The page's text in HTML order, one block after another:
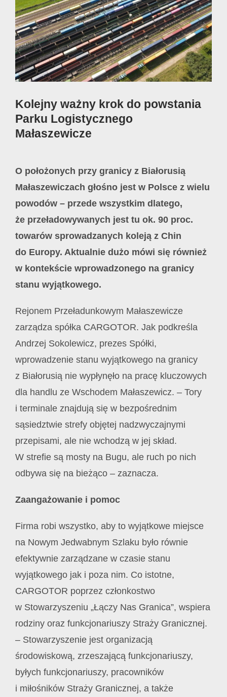
Image
Kolejny ważny krok do powstania
Parku Logistycznego
Małaszewicze
O położonych przy granicy z Białorusią
Małaszewiczach głośno jest w Polsce z wielu
powodów – przede wszystkim dlatego,
że przeładowywanych jest tu ok. 90 proc.
towarów sprowadzanych koleją z Chin
do Europy. Aktualnie dużo mówi się również
w kontekście wprowadzonego na granicy
stanu wyjątkowego.
Rejonem Przeładunkowym Małaszewicze
zarządza spółka CARGOTOR. Jak podkreśla
Andrzej Sokolewicz, prezes Spółki,
wprowadzenie stanu wyjątkowego na granicy
z Białorusią nie wypłynęło na pracę kluczowych
dla handlu ze Wschodem Małaszewicz. – Tory
i terminale znajdują się w bezpośrednim
sąsiedztwie strefy objętej nadzwyczajnymi
przepisami, ale nie wchodzą w jej skład.
W strefie są mosty na Bugu, ale ruch po nich
odbywa się na bieżąco – zaznacza.
Zaangażowanie i pomoc
Firma robi wszystko, aby to wyjątkowe miejsce
na Nowym Jedwabnym Szlaku było równie
efektywnie zarządzane w czasie stanu
wyjątkowego jak i poza nim. Co istotne,
CARGOTOR poprzez członkostwo
w Stowarzyszeniu „Łączy Nas Granica”, wspiera
rodziny oraz funkcjonariuszy Straży Granicznej.
– Stowarzyszenie jest organizacją
środowiskową, zrzeszającą funkcjonariuszy,
byłych funkcjonariuszy, pracowników
i miłośników Straży Granicznej, a także